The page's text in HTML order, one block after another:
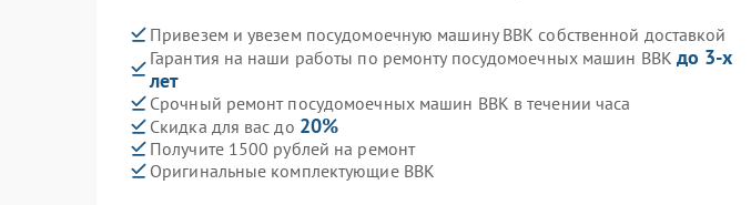
Привезем и увезем посудомоечную машину BBK собственной доставкой
Гарантия на наши работы по ремонту посудомоечных машин BBK до 3-х
лет
Срочный ремонт посудомоечных машин BBK в течении часа
Скидка для вас до 20%
Получите 1500 рублей на ремонт
Оригинальные комплектующие BBK